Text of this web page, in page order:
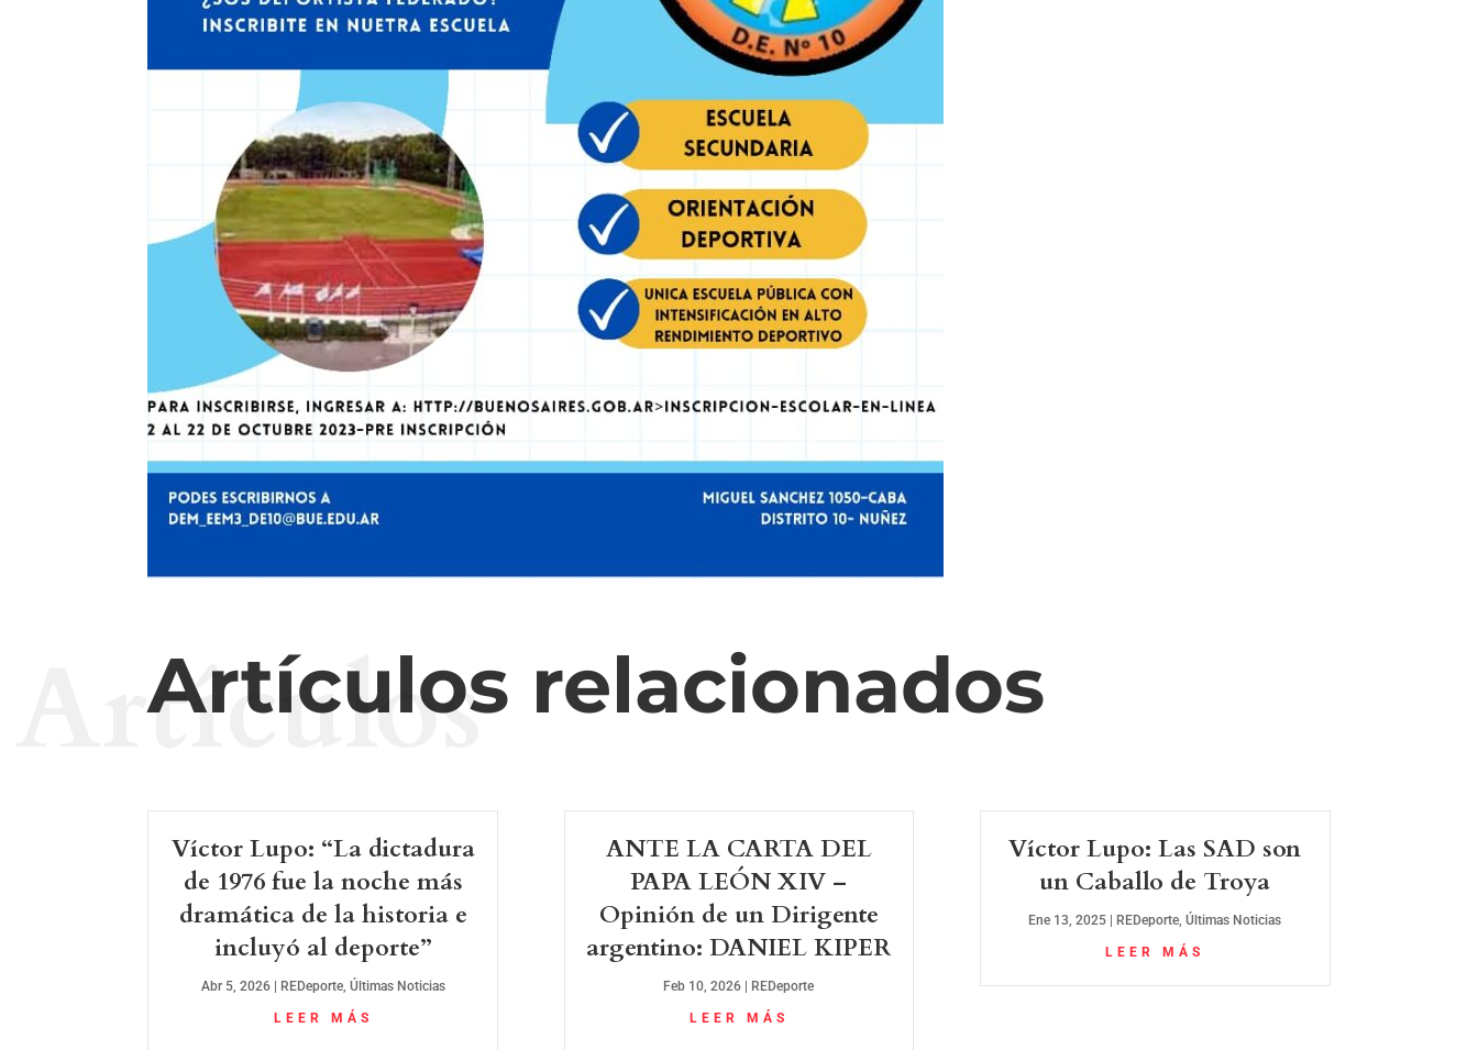
Artículos relacionados
Artículos
Víctor Lupo: “La dictadura
de 1976 fue la noche más
dramática de la historia e
incluyó al deporte”
Abr 5, 2026| REDeporte, Últimas Noticias
LEER MÁS
ANTE LA CARTA DEL
PAPA LEÓN XIV –
Opinión de un Dirigente
argentino: DANIEL KIPER
Feb 10, 2026 REDeporte
LEER MÁS
Víctor Lupo: Las SAD son
un Caballo de Troya
Ene 13, 2025 REDeporte,Últimas Noticias
LEER MÁS